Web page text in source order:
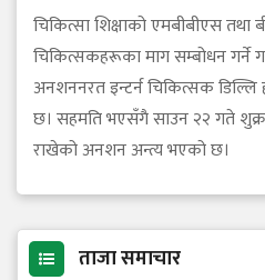
चिकित्सा शिक्षाको एमबीबीएस तथा
चिकित्सकहरूका माग सम्बोधन गर्ने
अनशननरत इन्टर्न चिकित्सक
छ। सहमति भएसँगै साउन २२ गते
राखेको अनशन अन्त्य भएको छ।
ताजा समाचार